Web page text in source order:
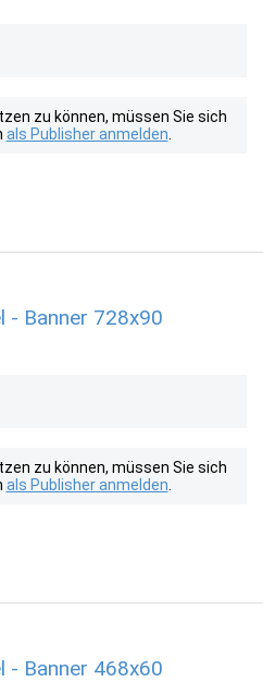
zu können, müssen Sie sich
als Publisher anmelden
Banner 728x90
zu können, müssen Sie sich
als Publisher anmelden
Banner 468x60